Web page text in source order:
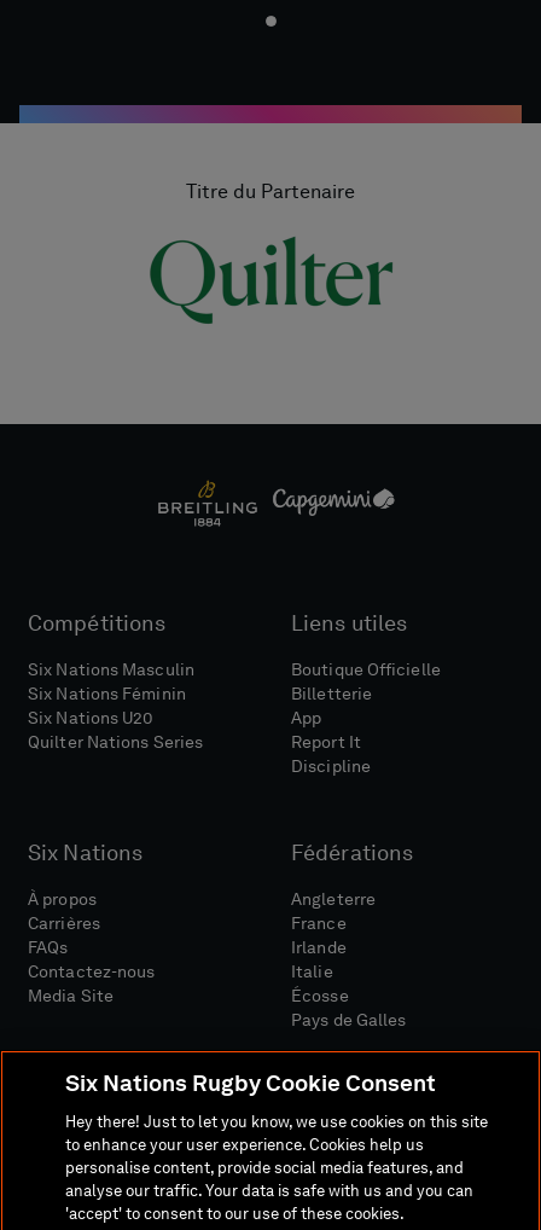
Titre du Partenaire
Compétitions
Six Nations Masculin
Six Nations Féminin
Six Nations U20
Quilter Nations Series
Liens utiles
Boutique Officielle
Billetterie
App
Report It
Discipline
Six Nations
À propos
Carrières
FAQs
Contactez-nous
Media Site
Fédérations
Angleterre
France
Irlande
Italie
Écosse
Pays de Galles
Site MédiaConditions Générales
Politique De ConfidentialitéPolitique De Cookies
Politique Sociale Et Numérique
Six Nations Rugby Cookie Consent
Hey there! Just to let you know, we use cookies on this site
to enhance your user experience. Cookies help us
personalise content, provide social media features, and
analyse our traffic. Your data is safe with us and you can
'accept' to consent to our use of these cookies.